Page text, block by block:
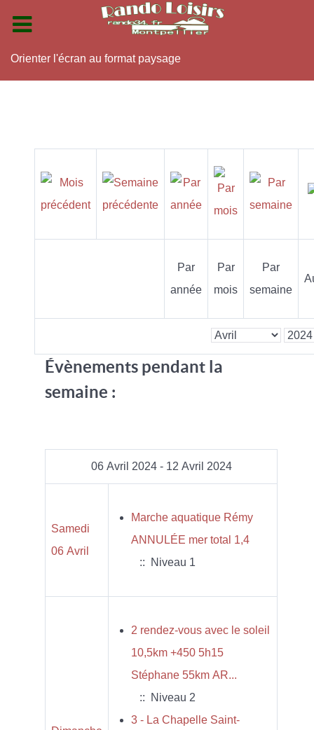
Orienter l'écran au format paysage
Par
année
Par
mois
Par
semaine
Évènements pendant la
semaine :
06 Avril 2024 - 12 Avril 2024
Samedi
06 Avril
Marche aquatique Rémy
ANNULÉE mer total 1,4
:: Niveau 1
2 rendez-vous avec le soleil
10,5km +450 5h15
Stéphane 55km AR...
:: Niveau 2
3 - La Chapelle Saint-